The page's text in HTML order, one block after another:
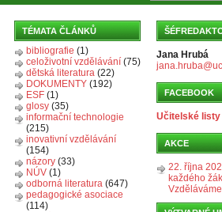
TÉMATA ČLÁNKŮ
bibliografie (1)
celoživotní vzdělávání (75)
dětská literatura (22)
DOKUMENTY (192)
ESF (1)
glosy (35)
informační technologie
(215)
inovativní vzdělávání
(154)
názory (33)
NÚV (1)
odborná literatura (647)
pedagogické asociace
(114)
Jana Hrubá
FACEBOOK
Učitelské listy
AKCE
22. října
každého